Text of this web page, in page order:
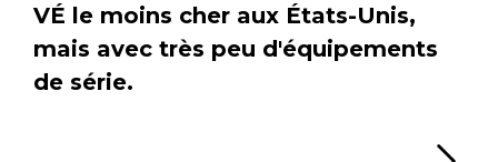
VÉ le moins cher aux États-Unis,
mais avec très peu d'équipements
de série.